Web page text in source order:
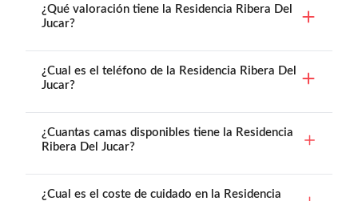
¿Qué valoración tiene la Residencia Ribera Del
Jucar?
¿Cual es el teléfono de la Residencia Ribera Del
Jucar?
¿Cuantas camas disponibles tiene la Residencia
Ribera Del Jucar?
¿Cual es el coste de cuidado en la Residencia